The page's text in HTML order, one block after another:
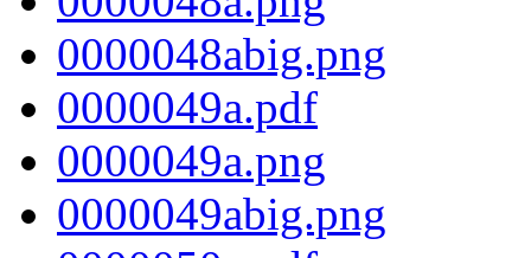
0000048abig.png
0000049a.pdf
0000049a.png
0000049abig.png